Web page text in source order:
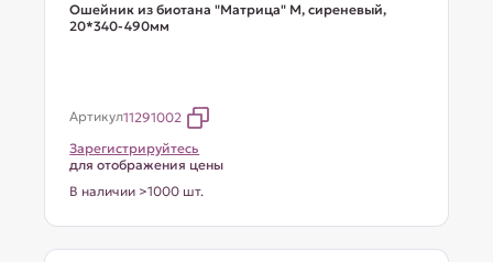
Ошейник из биотана "Матрица" M, сиреневый,
20*340-490мм
Артикул11291002
Зарегистрируйтесь
для отображения цены
В наличии >1000 шт.